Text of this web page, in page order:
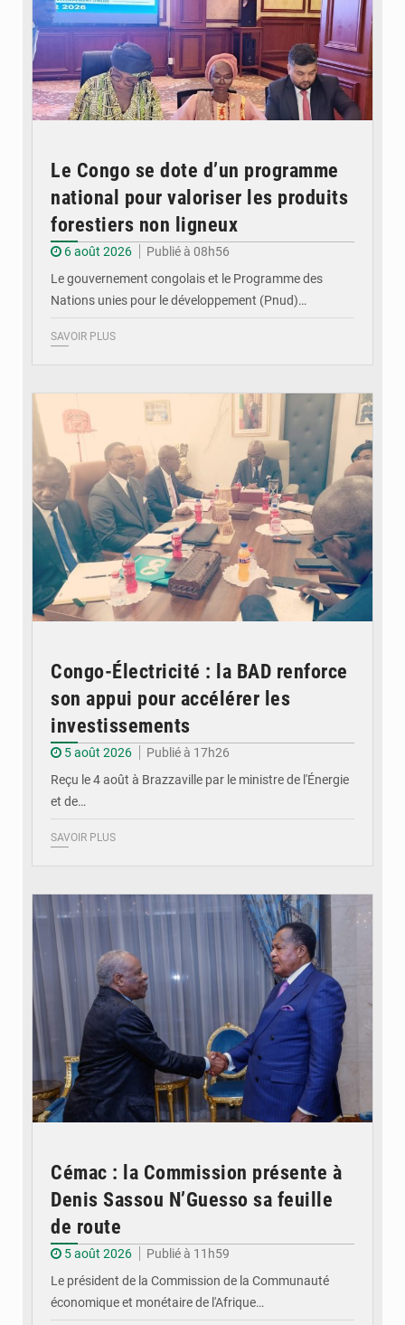
Le Congo se dote d’un programme
national pour valoriser les produits
forestiers non ligneux
6 août 2026
Publié à 08h56
Le gouvernement congolais et le Programme des
Nations unies pour le développement (Pnud)…
SAVOIR PLUS
Congo-Électricité : la BAD renforce
son appui pour accélérer les
investissements
5 août 2026
Publié à 17h26
Reçu le 4 août à Brazzaville par le ministre de l'Énergie
et de…
SAVOIR PLUS
Cémac : la Commission présente à
Denis Sassou N’Guesso sa feuille
de route
5 août 2026
Publié à 11h59
Le président de la Commission de la Communauté
économique et monétaire de l'Afrique…